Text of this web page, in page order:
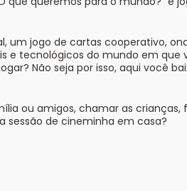
um jogo de cartas cooperativo,
e tecnológicos do mundo em que
Não seja por isso, aqui você
ou amigos, chamar as crianças,
sessão de cineminha em casa?